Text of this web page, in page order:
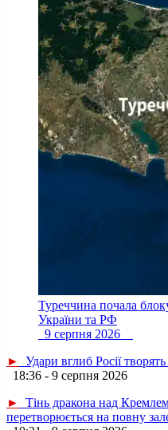
Туреччина почала
України та РФ
9 серпня 2026
►
Удари вглиб Росії
18:36 - 9 серпня 2026
►
Тінь дракона над
перетворюється на повну